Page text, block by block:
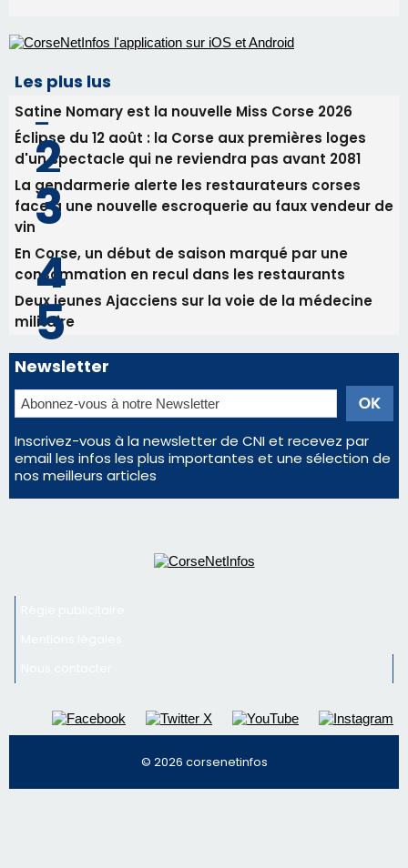
face à une nouvelle escroquerie au faux vendeur de
En Corse, un début de saison marqué par une
consommation en recul dans les restaurants
Deux jeunes Ajacciens sur la voie de la médecine
militaire
Newsletter
Inscrivez-vous à la newsletter de CNI et recevez par
email les infos les plus importantes et une sélection de
nos meilleurs articles
Régie publicitaire
Mentions légales
Nous contacter